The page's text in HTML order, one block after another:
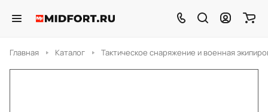
Главная Каталог Тактическое снаряжение и военная